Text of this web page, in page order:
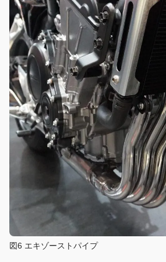
図6 エキゾーストパイプ